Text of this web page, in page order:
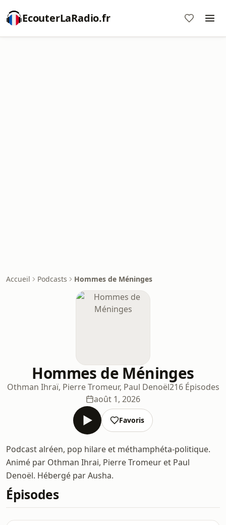
EcouterLaRadio.fr
Accueil Podcasts Hommes de Méninges
Hommes de Méninges
Othman Ihraï, Pierre Tromeur, Paul Denoël216 Épisodes
août 1, 2026
Favoris
Podcast alréen, pop hilare et méthamphéta-politique.
Animé par Othman Ihrai, Pierre Tromeur et Paul
Denoël. Hébergé par Ausha.
Épisodes